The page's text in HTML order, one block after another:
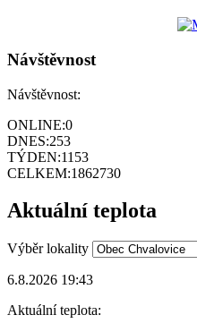
Návštěvnost
Návštěvnost:
ONLINE:0
DNES:253
TÝDEN:1153
CELKEM:1862730
Aktuální teplota
Výběr lokality
6.8.2026 19:43
Aktuální teplota: